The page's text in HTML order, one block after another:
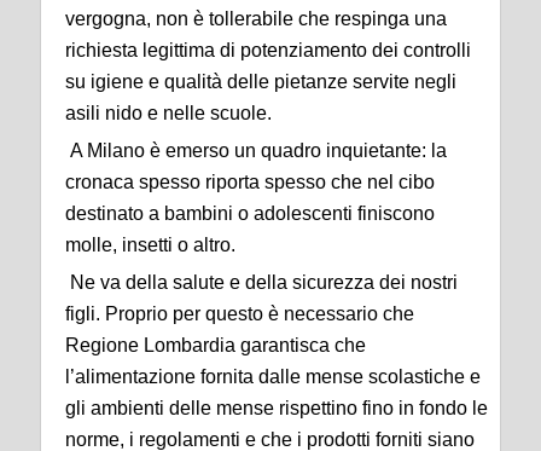
vergogna, non è tollerabile che respinga una
richiesta legittima di potenziamento dei controlli
su igiene e qualità delle pietanze servite negli
asili nido e nelle scuole.
A Milano è emerso un quadro inquietante: la
cronaca spesso riporta spesso che nel cibo
destinato a bambini o adolescenti finiscono
molle, insetti o altro.
Ne va della salute e della sicurezza dei nostri
figli. Proprio per questo è necessario che
Regione Lombardia garantisca che
l’alimentazione fornita dalle mense scolastiche e
gli ambienti delle mense rispettino fino in fondo le
norme, i regolamenti e che i prodotti forniti siano